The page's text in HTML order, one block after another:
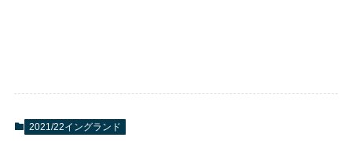
2021/22イングランド